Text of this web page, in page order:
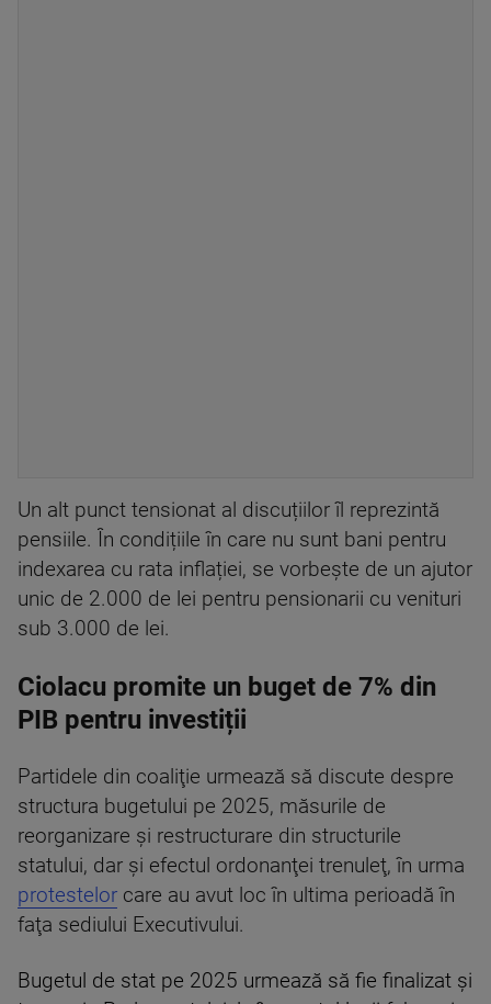
Un alt punct tensionat al discuțiilor îl reprezintă
pensiile. În condițiile în care nu sunt bani pentru
indexarea cu rata inflației, se vorbește de un ajutor
unic de 2.000 de lei pentru pensionarii cu venituri
sub 3.000 de lei.
Ciolacu promite un buget de 7% din
PIB pentru investiții
Partidele din coaliţie urmează să discute despre
structura bugetului pe 2025, măsurile de
reorganizare şi restructurare din structurile
statului, dar şi efectul ordonanţei trenuleţ, în urma
protestelor care au avut loc în ultima perioadă în
faţa sediului Executivului.
Bugetul de stat pe 2025 urmează să fie finalizat şi